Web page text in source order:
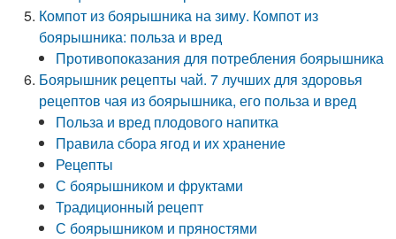
Компот из боярышника на зиму. Компот из
боярышника: польза и вред
Противопоказания для потребления боярышника
Боярышник рецепты чай. 7 лучших для здоровья
рецептов чая из боярышника, его польза и вред
Польза и вред плодового напитка
Правила сбора ягод и их хранение
Рецепты
С боярышником и фруктами
Традиционный рецепт
С боярышником и пряностями